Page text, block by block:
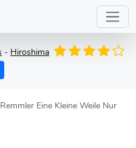
- Hiroshima
Eine Kleine Weile Nur